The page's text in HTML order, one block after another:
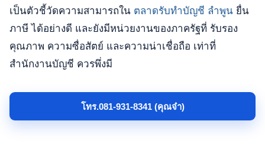
เป็นตัวชี้วัดความสามารถใน ตลาดรับทำบัญชี ลำพูน ยื่น
ภาษี ได้อย่างดี และยังมีหน่วยงานของภาครัฐที่ รับรอง
คุณภาพ ความซื่อสัตย์ และความน่าเชื่อถือ เท่าที่
สำนักงานบัญชี ควรพึ่งมี
โทร.081-931-8341 (คุณจ๋า)